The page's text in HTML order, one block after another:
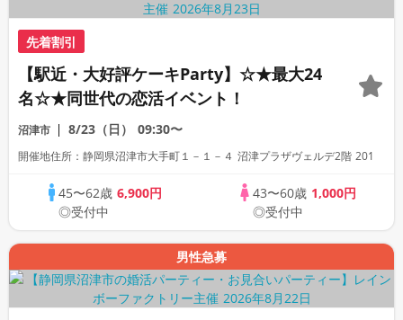
先着割引
【駅近・大好評ケーキParty】☆★最大24
名☆★同世代の恋活イベント！
沼津市 8/23（日） 09:30〜
開催地住所：静岡県沼津市大手町１－１－４ 沼津プラザヴェルデ2階 201
45〜62歳6,900円
◎受付中
43〜60歳 1,000円
◎受付中
男性急募